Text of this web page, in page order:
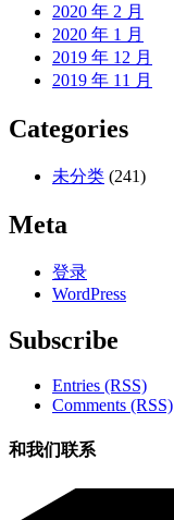
2020 年 2 月
2020 年 1 月
2019 年 12 月
2019 年 11 月
Categories
未分类 (241)
Meta
登录
WordPress
Subscribe
Entries (RSS)
Comments (RSS)
和我们联系